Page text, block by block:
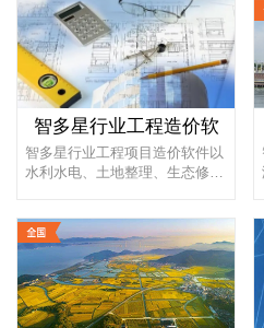
智多星行业工程造价软
智多星行业工程项目造价软件以
水利水电、土地整理、生态修